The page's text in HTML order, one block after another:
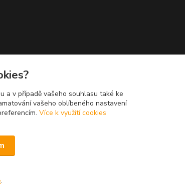
a v případě vašeho souhlasu také ke
vašeho oblíbeného nastavení
Více k využití cookies
.